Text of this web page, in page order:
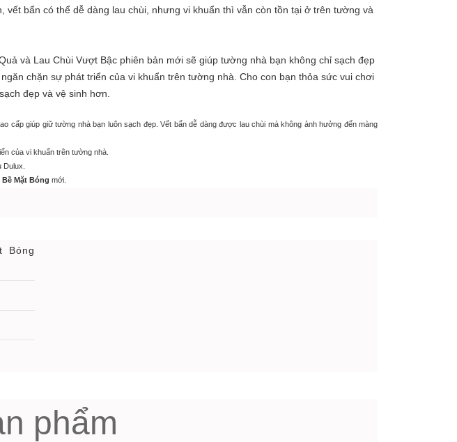
vết bẩn có thể dễ dàng lau chùi, nhưng vi khuẩn thì vẫn còn tồn tại ở trên tường và
và Lau Chùi Vượt Bậc phiên bản mới sẽ giúp tường nhà bạn không chỉ sạch đẹp
chặn sự phát triển của vi khuẩn trên tường nhà. Cho con bạn thỏa sức vui chơi
đẹp và vệ sinh hơn.
cấp giúp giữ tường nhà bạn luôn sạch đẹp. Vết bẩn dễ dàng được lau chùi mà không ảnh hưởng đến màng
của vi khuẩn trên tường nhà.
Mặt Bóng mới.
Bóng
phẩm